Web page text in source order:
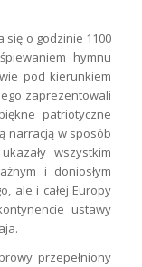
się o godzinie 1100
hymnu
pod kierunkiem
zaprezentowali
patriotyczne
narracją w sposób
wszystkim
i doniosłym
ale i całej Europy
ustawy
przepełniony